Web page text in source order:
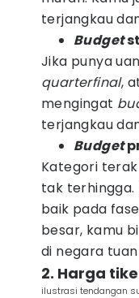
terjangkau
Budget
Jika punya
quarterfinal,
mengingat
terjangkau
Budget
Kategori
tak terhingga.
baik pada
besar, kamu
di negara
2. Harga
ilustrasi tendangan